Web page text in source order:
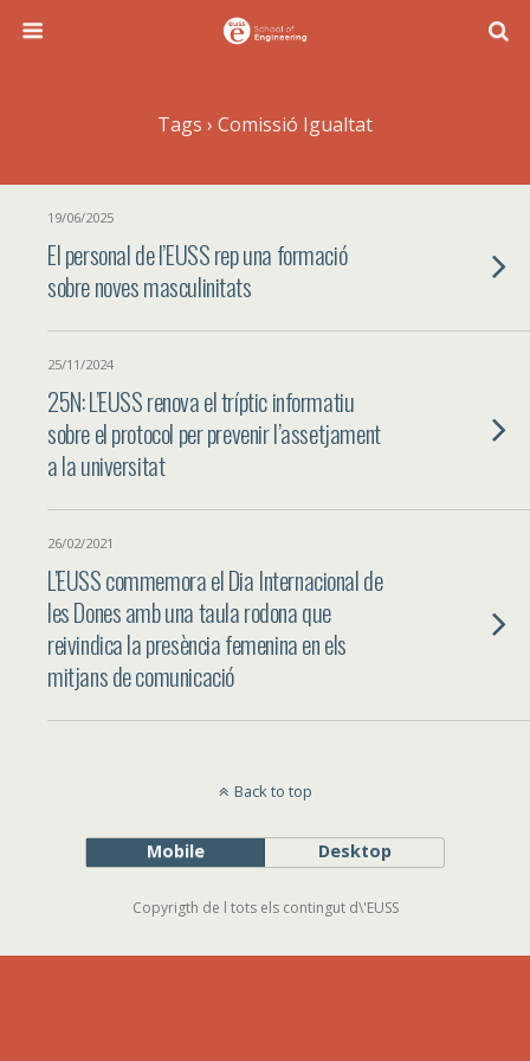
Tags › Comissió Igualtat
19/06/2025
El personal de l’EUSS rep una formació
sobre noves masculinitats
25/11/2024
25N: L’EUSS renova el tríptic informatiu
sobre el protocol per prevenir l’assetjament
a la universitat
26/02/2021
L’EUSS commemora el Dia Internacional de
les Dones amb una taula rodona que
reivindica la presència femenina en els
mitjans de comunicació
Back to top
Mobile Desktop
Copyrigth de l tots els contingut d\'EUSS